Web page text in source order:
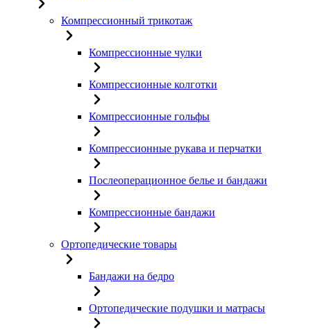
Компрессионный трикотаж
Компрессионные чулки
Компрессионные колготки
Компрессионные гольфы
Компрессионные рукава и перчатки
Послеоперационное белье и бандажи
Компрессионные бандажи
Ортопедические товары
Бандажи на бедро
Ортопедические подушки и матрасы